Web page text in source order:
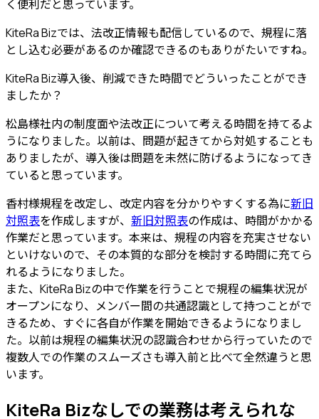
く便利だと思っています。
KiteRa Bizでは、法改正情報も配信しているので、規程に落
とし込む必要があるのか確認できるのもありがたいですね。
KiteRa Biz導入後、削減できた時間でどういったことができ
ましたか？
松島様社内の制度面や法改正について考える時間を持てるよ
うになりました。以前は、問題が起きてから対処することも
ありましたが、導入後は問題を未然に防げるようになってき
ていると思っています。
香村様規程を改定し、改定内容を分かりやすくする為に新旧
対照表を作成しますが、 新旧対照表の作成は、時間がかかる
作業だと思っています。本来は、規程の内容を充実させない
といけないので、その本質的な部分を検討する時間に充てら
れるようになりました。
また、KiteRa Bizの中で作業を行うことで規程の編集状況が
オープンになり、メンバー間の共通認識として持つことがで
きるため、すぐに各自が作業を開始できるようになりまし
た。以前は規程の編集状況の認識合わせから行っていたので
複数人での作業のスムーズさも導入前と比べて全然違う と思
います。
KiteRa Bizなしでの業務は考えられな